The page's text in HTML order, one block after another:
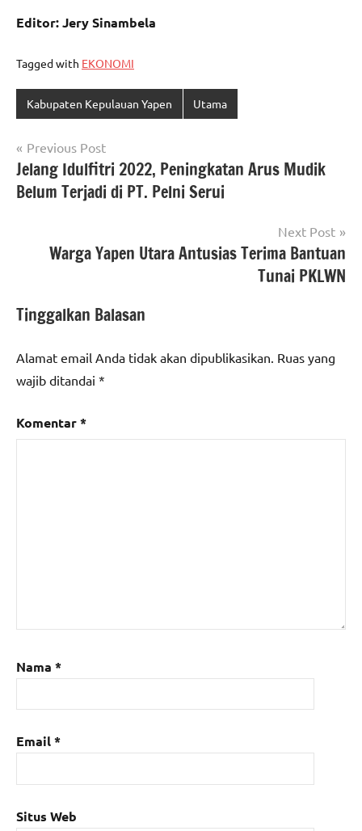
Editor: Jery Sinambela
Tagged with EKONOMI
Kabupaten Kepulauan Yapen Utama
Navigasi
pos
Previous Post
Jelang Idulfitri 2022, Peningkatan Arus Mudik
Belum Terjadi di PT. Pelni Serui
Next Post
Warga Yapen Utara Antusias Terima Bantuan
Tunai PKLWN
Tinggalkan Balasan
Alamat email Anda tidak akan dipublikasikan. Ruas yang
wajib ditandai *
Komentar*
Nama *
Email*
Situs Web